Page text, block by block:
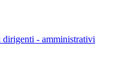
dirigenti - amministrativi